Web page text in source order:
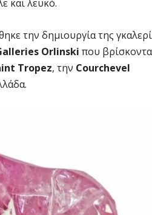
και λευκό.
την δημιουργία της γκαλερί
Orlinski που
Tropez, την Courchevel